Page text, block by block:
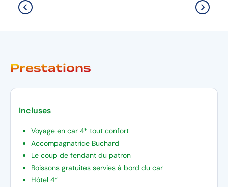
Prestations
Incluses
Voyage en car 4* tout confort
Accompagnatrice Buchard
Le coup de fendant du patron
Boissons gratuites servies à bord du car
Hôtel 4*